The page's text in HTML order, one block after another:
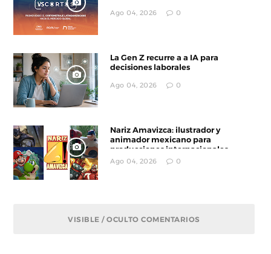
Ago 04, 2026 0
La Gen Z recurre a a IA para
decisiones laborales
Ago 04, 2026 0
Nariz Amavizca: ilustrador y
animador mexicano para
producciones internacionales
Ago 04, 2026 0
VISIBLE / OCULTO COMENTARIOS